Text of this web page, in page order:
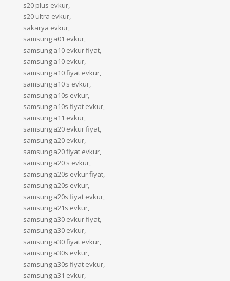
s20 plus evkur,
s20 ultra evkur,
sakarya evkur,
samsung a01 evkur,
samsung a10 evkur fiyat,
samsung a10 evkur,
samsung a10 fiyat evkur,
samsung a10 s evkur,
samsung a10s evkur,
samsung a10s fiyat evkur,
samsung a11 evkur,
samsung a20 evkur fiyat,
samsung a20 evkur,
samsung a20 fiyat evkur,
samsung a20 s evkur,
samsung a20s evkur fiyat,
samsung a20s evkur,
samsung a20s fiyat evkur,
samsung a21s evkur,
samsung a30 evkur fiyat,
samsung a30 evkur,
samsung a30 fiyat evkur,
samsung a30s evkur,
samsung a30s fiyat evkur,
samsung a31 evkur,